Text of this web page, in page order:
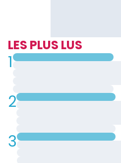
LES PLUS LUS
1
2
3